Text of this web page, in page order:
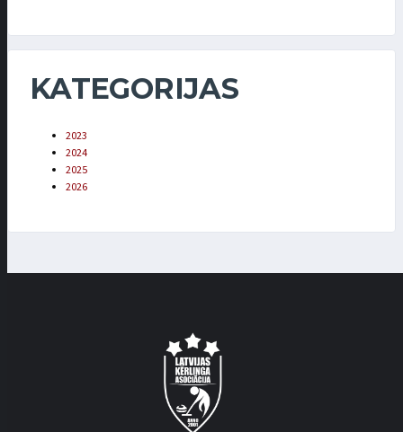
KATEGORIJAS
2023
2024
2025
2026